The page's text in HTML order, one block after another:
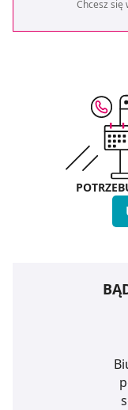
Chcesz się